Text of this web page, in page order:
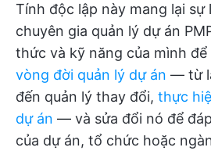
Tính độc lập này mang lại sự
chuyên gia quản lý dự án
thức và kỹ năng của mình
vòng đời quản lý dự án — từ
đến quản lý thay đổi, thực
dự án — và sửa đổi nó để
của dự án, tổ chức hoặc